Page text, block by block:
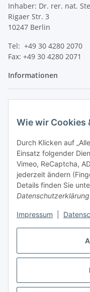
Wie wir Cookies
Durch Klicken auf
Einsatz folgender
Vimeo, ReCaptcha,
jederzeit ändern
Details finden Sie
Datenschutzerklärung
Impressum
Inhaber: Dr. rer. nat.
Rigaer Str. 3
10247 Berlin
Tel: +49 30 4280 2070
Fax: +49 30 4280 2071
Informationen
Gesetzliche
* Alle Preise inkl.